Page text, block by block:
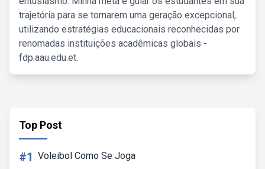
trajetória para se tornarem uma geração excepcional,
utilizando estratégias educacionais reconhecidas por
renomadas instituições acadêmicas globais -
fdp.aau.edu.et.
Top Post
#1 Voleibol Como Se Joga